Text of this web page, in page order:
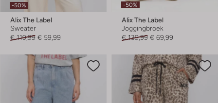
-50%
Alix The Label
Sweater
€ 119,99 € 59,99
-50%
Alix The Label
Joggingbroek
€ 139,99 € 69,99